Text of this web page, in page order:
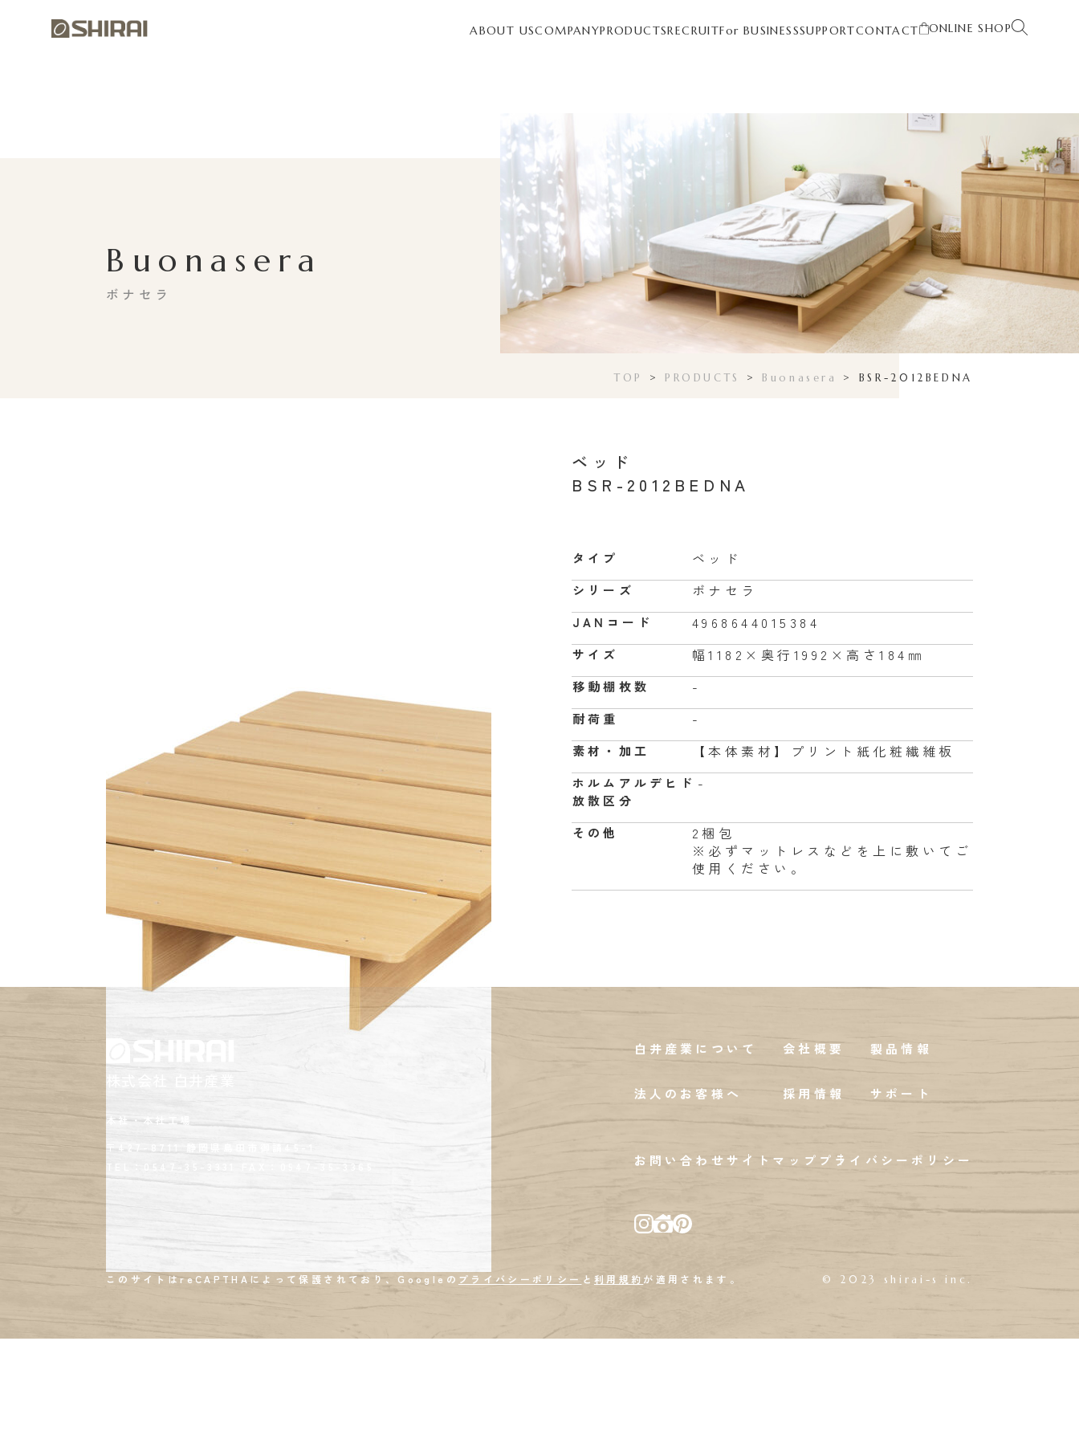
ABOUT USCOMPANYPRODUCTSRECRUITFor BUSINESSSUPPORTCONTACT ONLINE SHOP
TOP > PRODUCTS > Buonasera > BSR-2012BEDNA
Buonasera
ボナセラ
ベッド
BSR-2012BEDNA
タイプ ベッド
シリーズ ボナセラ
JANコード 4968644015384
サイズ 幅1182×奥行1992×高さ184㎜
移動棚枚数 -
耐荷重 -
素材・加工 【本体素材】プリント紙化粧繊維板
ホルムアルデヒド
放散区分
-
その他
2梱包
※必ずマットレスなどを上に敷いてご
使用ください。
本社・本社工場
〒427-8711 静岡県島田市御請45-1
0547-35-3365
白井産業について
法人のお客様へ
会社概要
採用情報
製品情報
サポート
お問い合わせサイトマップ プライバシーポリシー
このサイトはreCAPTHAによって保護されており、Googleの プライバシーポリシー と 利用規約 が適用されます。 © 2023 shirai-s inc.